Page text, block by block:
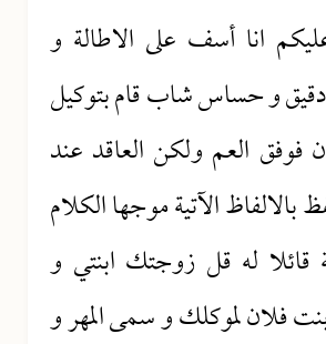
انا أسف على الاطالة و
و حساس شاب قام بتوكيل
فوفق العم ولكن العاقد عند
بالالفاظ الآتية موجها الكلام
قائلا له قل زوجتك ابنتي و
فلان لموكلك و سمى المهر و